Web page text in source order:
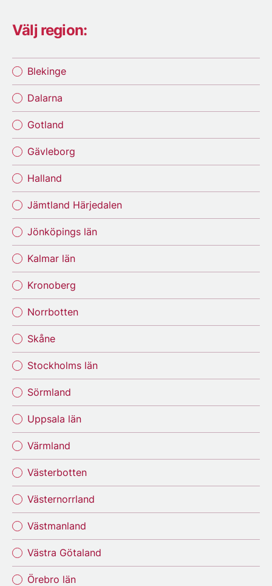
Välj region:
Blekinge
Dalarna
Gotland
Gävleborg
Halland
Jämtland Härjedalen
Jönköpings län
Kalmar län
Kronoberg
Norrbotten
Skåne
Stockholms län
Sörmland
Uppsala län
Värmland
Västerbotten
Västernorrland
Västmanland
Västra Götaland
Örebro län